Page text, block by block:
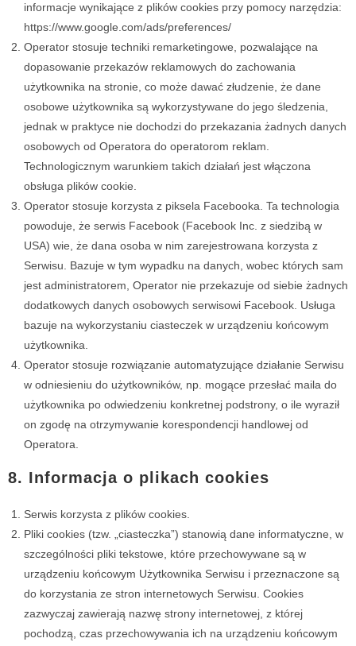
informacje wynikające z plików cookies przy pomocy narzędzia:
https://www.google.com/ads/preferences/
Operator stosuje techniki remarketingowe, pozwalające na
dopasowanie przekazów reklamowych do zachowania
użytkownika na stronie, co może dawać złudzenie, że dane
osobowe użytkownika są wykorzystywane do jego śledzenia,
jednak w praktyce nie dochodzi do przekazania żadnych danych
osobowych od Operatora do operatorom reklam.
Technologicznym warunkiem takich działań jest włączona
obsługa plików cookie.
Operator stosuje korzysta z piksela Facebooka. Ta technologia
powoduje, że serwis Facebook (Facebook Inc. z siedzibą w
USA) wie, że dana osoba w nim zarejestrowana korzysta z
Serwisu. Bazuje w tym wypadku na danych, wobec których sam
jest administratorem, Operator nie przekazuje od siebie żadnych
dodatkowych danych osobowych serwisowi Facebook. Usługa
bazuje na wykorzystaniu ciasteczek w urządzeniu końcowym
użytkownika.
Operator stosuje rozwiązanie automatyzujące działanie Serwisu
w odniesieniu do użytkowników, np. mogące przesłać maila do
użytkownika po odwiedzeniu konkretnej podstrony, o ile wyraził
on zgodę na otrzymywanie korespondencji handlowej od
Operatora.
8. Informacja o plikach cookies
Serwis korzysta z plików cookies.
Pliki cookies (tzw. „ciasteczka”) stanowią dane informatyczne, w
szczególności pliki tekstowe, które przechowywane są w
urządzeniu końcowym Użytkownika Serwisu i przeznaczone są
do korzystania ze stron internetowych Serwisu. Cookies
zazwyczaj zawierają nazwę strony internetowej, z której
pochodzą, czas przechowywania ich na urządzeniu końcowym